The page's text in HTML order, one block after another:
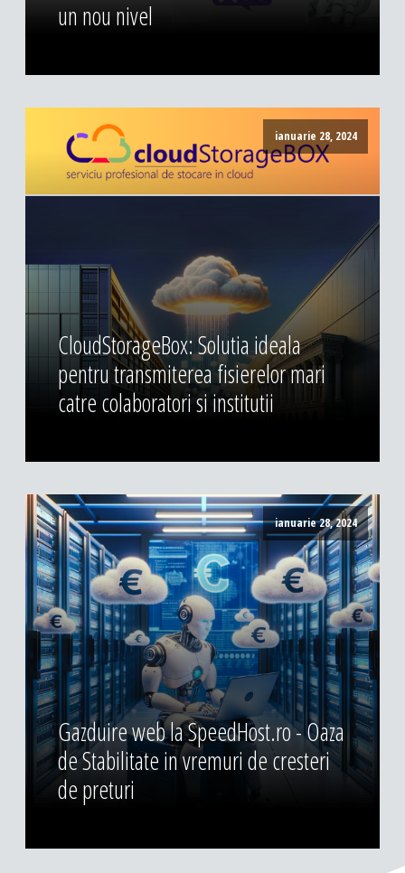
un nou nivel
ianuarie 28, 2024
CloudStorageBox: Solutia ideala
pentru transmiterea fisierelor mari
catre colaboratori si institutii
ianuarie 28, 2024
Gazduire web la SpeedHost.ro - Oaza
de Stabilitate in vremuri de cresteri
de preturi